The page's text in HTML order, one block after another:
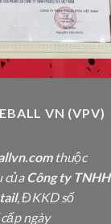
VN (VPV)
thuộc
củaCông ty TNHH
, ĐKKD số
cấp ngày